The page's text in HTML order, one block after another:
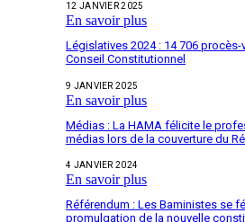
12 JANVIER 2025
En savoir plus
Législatives 2024 : 14 706
Conseil Constitutionnel
9 JANVIER 2025
En savoir plus
Médias : La HAMA félicite le
médias lors de la couverture du
4 JANVIER 2024
En savoir plus
Référendum : Les Baministes se
promulgation de la nouvelle